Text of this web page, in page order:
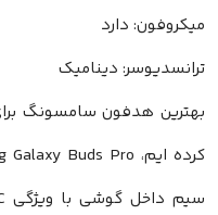
میکروفون: دارد
ترانسدیوسر: دینامیک
بهترین هدفون سامسونگ